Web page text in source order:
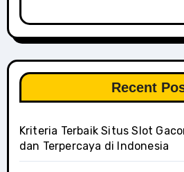
Recent
Kriteria Terbaik Situs Slot
dan Terpercaya di Indonesia